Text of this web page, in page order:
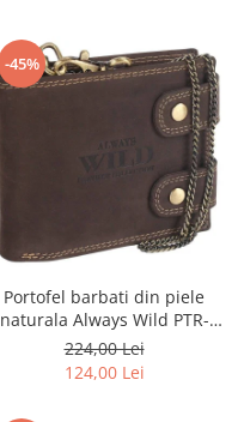
-45%
Portofel barbati din piele
naturala Always Wild PTR-
2900-BIC
224,00 Lei
124,00 Lei